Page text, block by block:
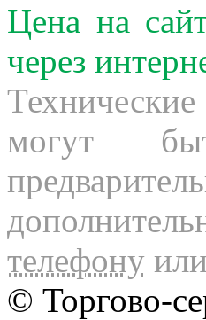
Цена на
через
могут
телефону или
© Торгово-